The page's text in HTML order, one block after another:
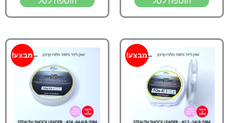
מבצע! מבצע!